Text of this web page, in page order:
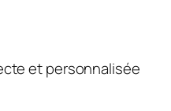
et personnalisée